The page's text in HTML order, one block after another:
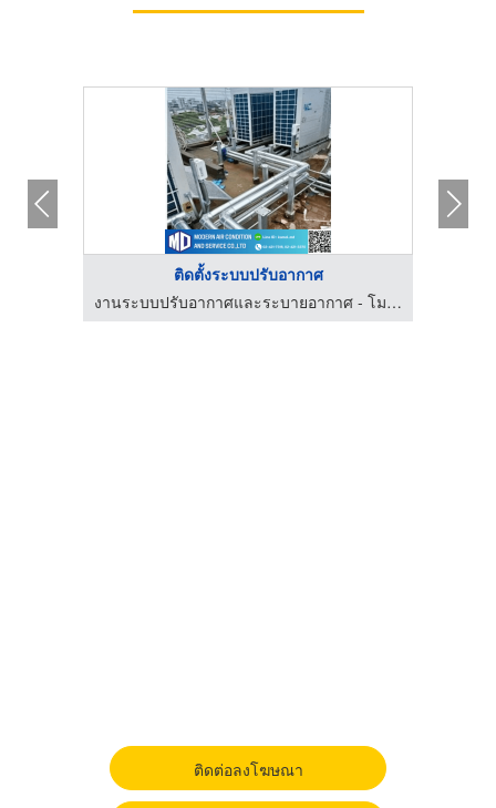
ติดตั้งระบบปรับอากาศ
งานระบบปรับอากาศและระบายอากาศ - โมเดิร์น แอร์คอนดิชั่น
ติดต่อลงโฆษณา